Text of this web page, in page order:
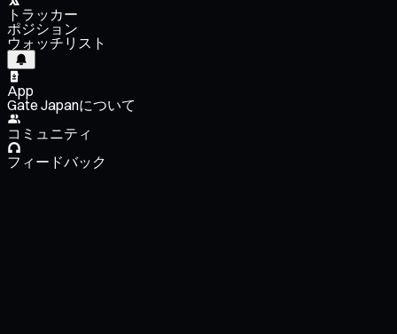
トラッカー
ポジション
ウォッチリスト
App
Gate Japanについて
コミュニティ
フィードバック